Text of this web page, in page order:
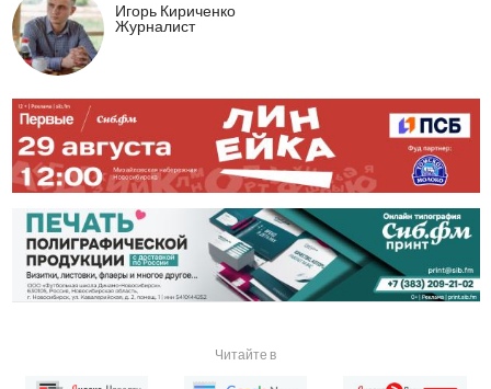
Игорь Кириченко
Журналист
Читайте в